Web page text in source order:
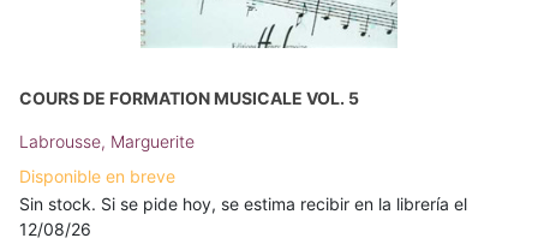
COURS DE FORMATION MUSICALE VOL. 5
Labrousse, Marguerite
Disponible en breve
Sin stock. Si se pide hoy, se estima recibir en la librería el
12/08/26